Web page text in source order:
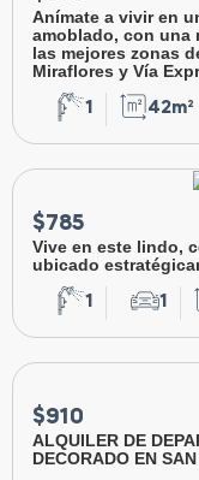
Anímate a vivir en
amoblado, con una
las mejores zonas
Miraflores y Vía
1 42m²
$785
Vive en este lindo,
ubicado
1 1
$910
ALQUILER DE
DECORADO EN